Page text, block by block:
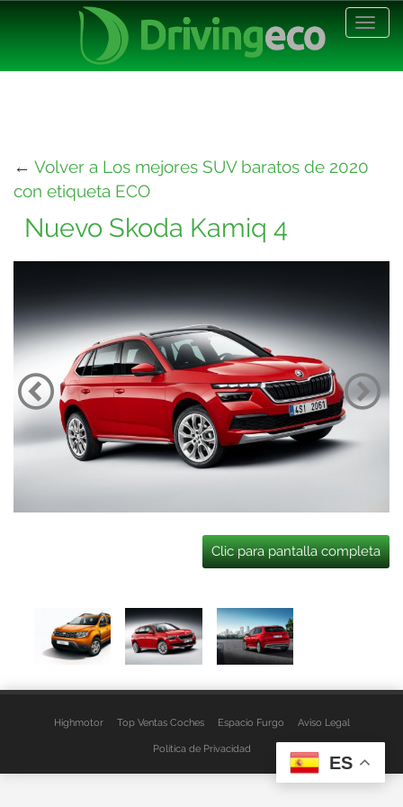
← Volver a Los mejores SUV baratos de 2020
con etiqueta ECO
Nuevo Skoda Kamiq 4
Clic para pantalla completa
Highmotor Top Ventas Coches Espacio Furgo Aviso Legal
Política de Privacidad
ES